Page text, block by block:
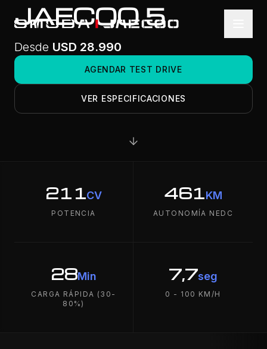
Saltar al contenido
JAECOO 5
Desde USD 28.990
AGENDAR TEST DRIVE
VER ESPECIFICACIONES
211CV
POTENCIA
461KM
AUTONOMÍA NEDC
28Min
CARGA RÁPIDA (30-
80%)
7,7seg
0 - 100 KM/H